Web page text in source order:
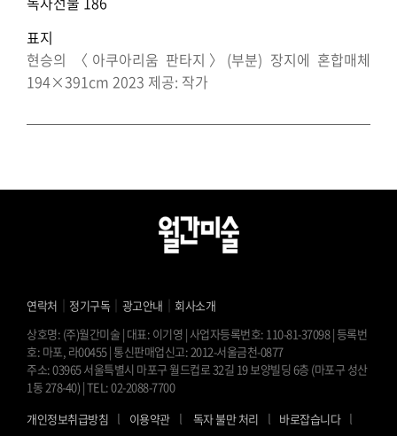
표지
현승의 〈아쿠아리움 판타지〉(부분) 장지에 혼합매체
194×391cm 2023 제공: 작가
연락처 ｜ 정기구독 ｜ 광고안내 ｜ 회사소개
상호명: (주)월간미술 | 대표: 이기영 | 사업자등록번호: 110-81-37098 | 등록번
호: 마포, 라00455 | 통신판매업신고: 2012-서울금천-0877
주소: 03965 서울특별시 마포구 월드컵로 32길 19 보양빌딩 6층 (마포구 성산
1동 278-40) | TEL: 02-2088-7700
개인정보취급방침 l 이용약관 l 독자 불만 처리 l 바로잡습니다 l